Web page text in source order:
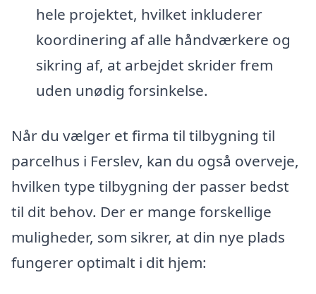
hele projektet, hvilket inkluderer
koordinering af alle håndværkere og
sikring af, at arbejdet skrider frem
uden unødig forsinkelse.
Når du vælger et firma til tilbygning til
parcelhus i Ferslev, kan du også overveje,
hvilken type tilbygning der passer bedst
til dit behov. Der er mange forskellige
muligheder, som sikrer, at din nye plads
fungerer optimalt i dit hjem: